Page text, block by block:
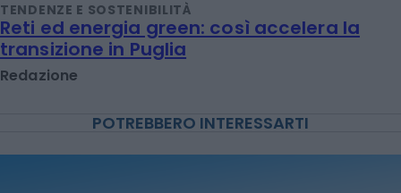
TENDENZE E SOSTENIBILITÀ
Reti ed energia green: così accelera la
transizione in Puglia
Redazione
POTREBBERO INTERESSARTI